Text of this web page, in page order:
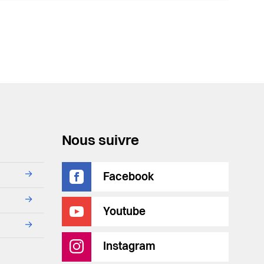
→
→
→
Nous suivre
Facebook
Youtube
Instagram